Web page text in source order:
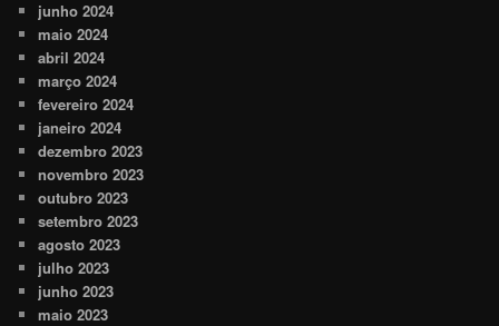
junho 2024
maio 2024
abril 2024
março 2024
fevereiro 2024
janeiro 2024
dezembro 2023
novembro 2023
outubro 2023
setembro 2023
agosto 2023
julho 2023
junho 2023
maio 2023